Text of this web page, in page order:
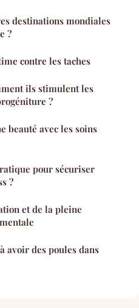
destinations mondiales
?
contre les taches
ils stimulent les
?
beauté avec les soins
pour sécuriser
?
et de la pleine
avoir des poules dans